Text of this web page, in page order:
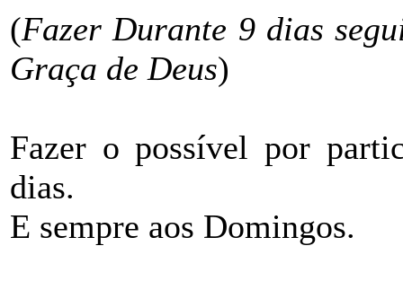
(Fazer Durante 9 dias
Graça de Deus)
Fazer o possível por
dias.
E sempre aos Domingos.